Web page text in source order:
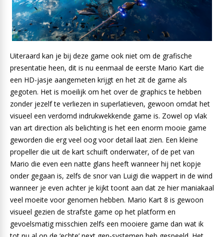
Uiteraard kan je bij deze game ook niet om de grafische
presentatie heen, dit is nu eenmaal de eerste Mario Kart die
een HD-jasje aangemeten krijgt en het zit de game als
gegoten. Het is moeilijk om het over de graphics te hebben
zonder jezelf te verliezen in superlatieven, gewoon omdat het
visueel een verdomd indrukwekkende game is. Zowel op vlak
van art direction als belichting is het een enorm mooie game
geworden die erg veel oog voor detail laat zien. Een kleine
propeller die uit de kart schuift onderwater, of de pet van
Mario die even een natte glans heeft wanneer hij net kopje
onder gegaan is, zelfs de snor van Luigi die wappert in de wind
wanneer je even achter je kijkt toont aan dat ze hier maniakaal
veel moeite voor genomen hebben. Mario Kart 8 is gewoon
visueel gezien de strafste game op het platform en
gevoelsmatig misschien zelfs een mooiere game dan wat ik